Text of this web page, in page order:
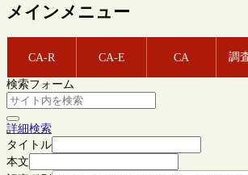
メインメニュー
CA-R CA-E CA 調
検索フォーム
詳細検索
タイトル
本文